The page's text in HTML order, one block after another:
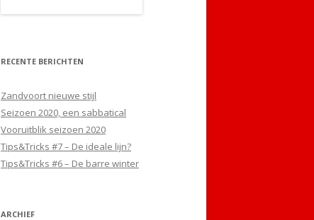
RECENTE BERICHTEN
Zandvoort nieuwe stijl
Seizoen 2020, een sabbatical
Vooruitblik seizoen 2020
Tips&Tricks #7 – De ideale lijn?
Tips&Tricks #6 – De barre winter
ARCHIEF